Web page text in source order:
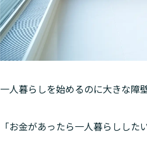
一人暮らしを始めるのに大きな障
「お金があったら一人暮らしした